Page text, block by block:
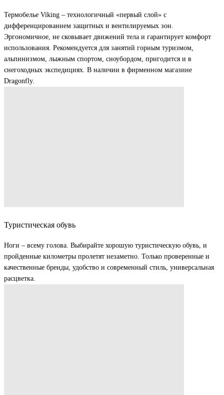
Термобелье Viking – технологичный «первый слой» с
дифференцированием защитных и вентилируемых зон.
Эргономичное, не сковывает движений тела и гарантирует комфорт
использования. Рекомендуется для занятий горным туризмом,
альпинизмом, лыжным спортом, сноубордом, пригодится и в
снегоходных экспедициях. В наличии в фирменном магазине
Dragonfly.
Туристическая обувь
Ноги – всему голова. Выбирайте хорошую туристическую обувь, и
пройденные километры пролетят незаметно. Только проверенные и
качественные бренды, удобство и современный стиль, универсальная
расцветка.